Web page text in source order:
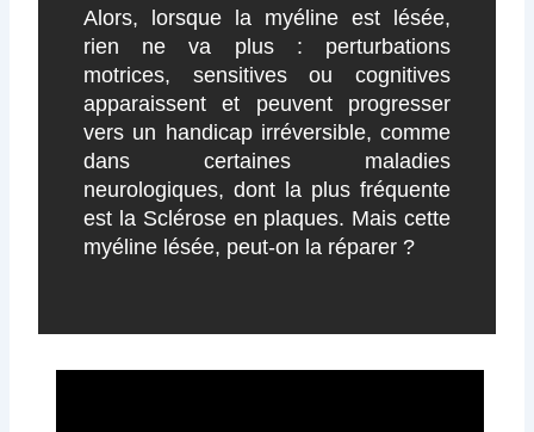
Alors, lorsque la myéline est lésée,
rien ne va plus : perturbations
motrices, sensitives ou cognitives
apparaissent et peuvent progresser
vers un handicap irréversible, comme
dans certaines maladies
neurologiques, dont la plus fréquente
est la Sclérose en plaques. Mais cette
myéline lésée, peut-on la réparer ?